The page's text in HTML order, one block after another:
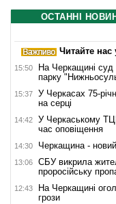
ОСТАННІ
Читайте нас
15:50
На Черкащині суд
парку
15:37
У Черкасах 75-
на серці
14:42
У Черкаському
час оповіщення
14:30 Черкащина - новий
13:06
СБУ викрила
проросійську
12:43
На Черкащині
грози